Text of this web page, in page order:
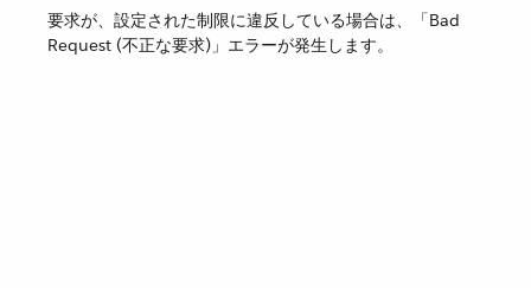
要求が、設定された制限に違反している場合は、「Bad
Request (不正な要求)」エラーが発生します。